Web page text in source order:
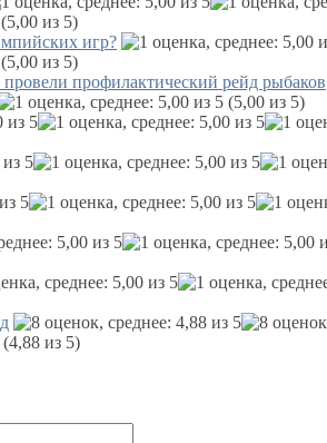
(5,00 из 5)
игр?
(5,00 из 5)
профилактический рейд рыбаков
(5,00 из 5)
(4,88 из 5)